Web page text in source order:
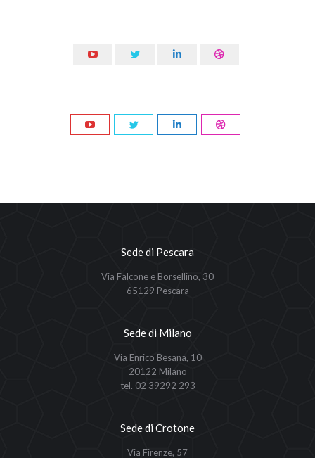
YouTubeTwitter LinkedinDribbble
YouTube Twitter Linkedin Dribbble
Sede di Pescara
Via Falcone e Borsellino, 30
65129 Pescara
Sede di Milano
Via Enrico Besana, 10
20122 Milano
tel. 02 39292 293
Sede di Crotone
Via Firenze, 57